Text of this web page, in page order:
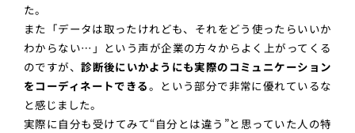
た。
また「データは取ったけれども、それをどう使ったらいいか
わからない…」という声が企業の方々からよく上がってくる
のですが、診断後にいかようにも実際のコミュニケーション
をコーディネートできる。という部分で非常に優れているな
と感じました。
実際に自分も受けてみて“自分とは違う”と思っていた人の特